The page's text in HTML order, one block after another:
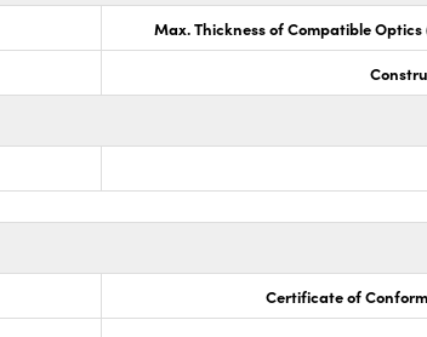
Max. Thickness of Compatible Optics
Certificate of